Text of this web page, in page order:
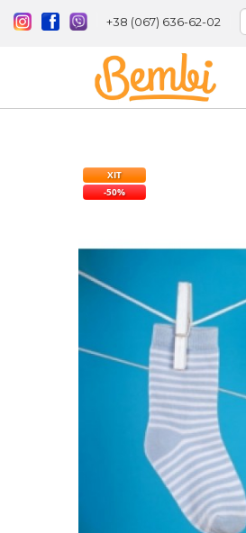
+38 (067) 636-62-02
ХІТ
-50%